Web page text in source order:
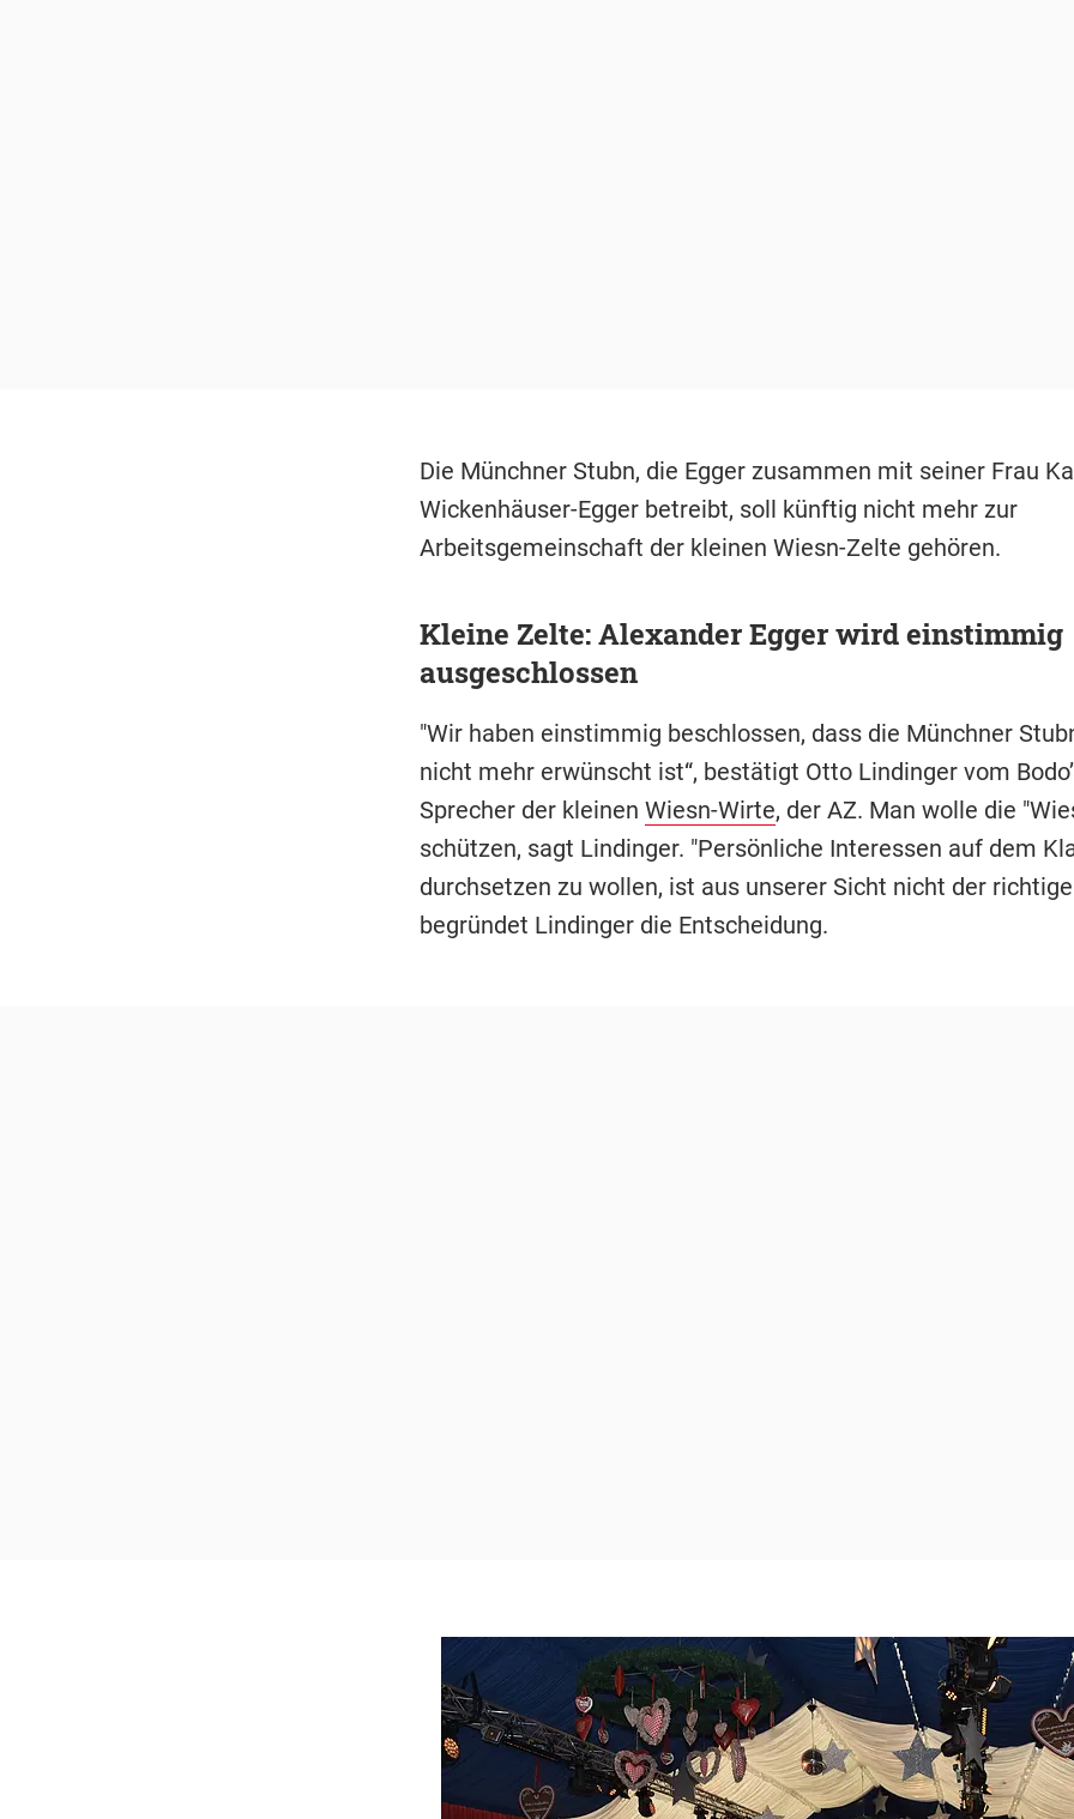
Die Münchner Stubn, die Egger zusammen mit seiner Frau
Wickenhäuser-Egger betreibt, soll künftig nicht mehr zur
Arbeitsgemeinschaft der kleinen Wiesn-Zelte gehören.
Kleine Zelte: Alexander Egger wird einstimmig
ausgeschlossen
"Wir haben einstimmig beschlossen, dass die Münchner
nicht mehr erwünscht ist“, bestätigt Otto Lindinger vom
Sprecher der kleinen Wiesn-Wirte, der AZ. Man wolle die
schützen, sagt Lindinger. "Persönliche Interessen auf dem
durchsetzen zu wollen, ist aus unserer Sicht nicht der richtige
begründet Lindinger die Entscheidung.